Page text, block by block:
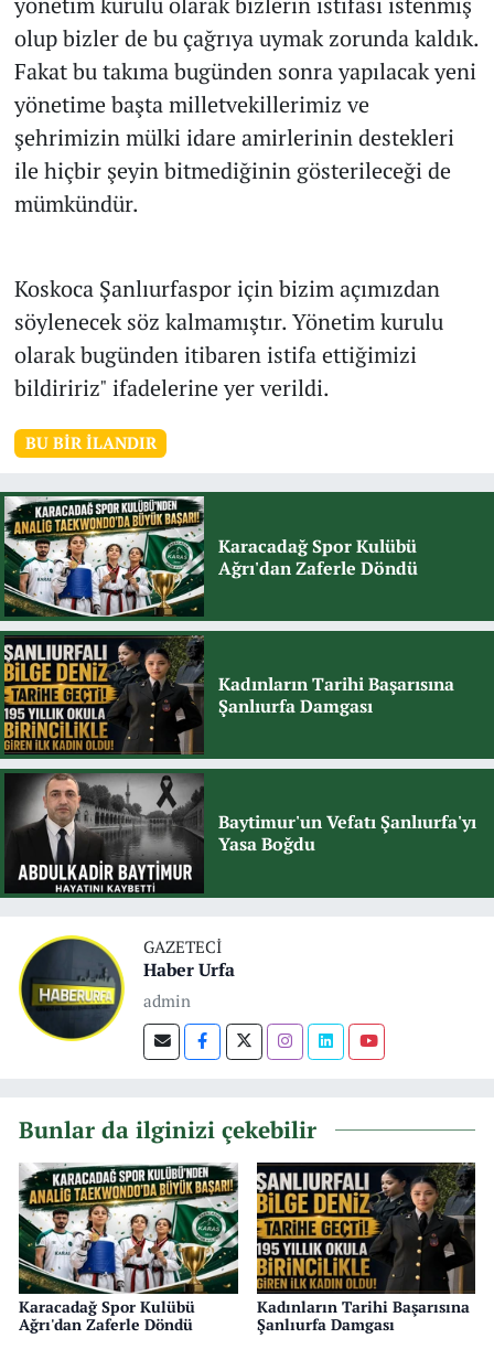
olup bizler de bu çağrıya uymak zorunda kaldık.
Fakat bu takıma bugünden sonra yapılacak yeni
yönetime başta milletvekillerimiz ve
şehrimizin mülki idare amirlerinin destekleri
ile hiçbir şeyin bitmediğinin gösterileceği de
mümkündür.
Koskoca Şanlıurfaspor için bizim açımızdan
söylenecek söz kalmamıştır. Yönetim kurulu
olarak bugünden itibaren istifa ettiğimizi
bildiririz" ifadelerine yer verildi.
BU BIR İLANDIR
Karacadağ Spor Kulübü
Ağrı'dan Zaferle Döndü
Kadınların Tarihi Başarısına
Şanlıurfa Damgası
Baytimur'un Vefatı Şanlıurfa'yı
Yasa Boğdu
GAZETECI
Haber Urfa
admin
Bunlar da ilginizi çekebilir
Karacadağ Spor Kulübü
Ağrı'dan Zaferle Döndü
Kadınların Tarihi Başarısına
Şanlıurfa Damgası